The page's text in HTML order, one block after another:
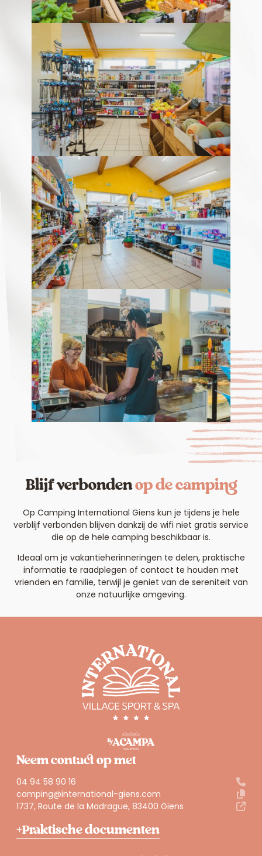
Blijf verbondenop de camping
Op Camping International Giens kun je tijdens je hele
verblijf verbonden blijven dankzij de wifi niet gratis service
die op de hele camping beschikbaar is.
Ideaal om je vakantieherinneringen te delen, praktische
informatie te raadplegen of contact te houden met
vrienden en familie, terwijl je geniet van de sereniteit van
onze natuurlijke omgeving.
Neem contact op met
04 94 58 90 16
camping@international-giens.com
1737, Route de la Madrague, 83400 Giens
Praktische documenten